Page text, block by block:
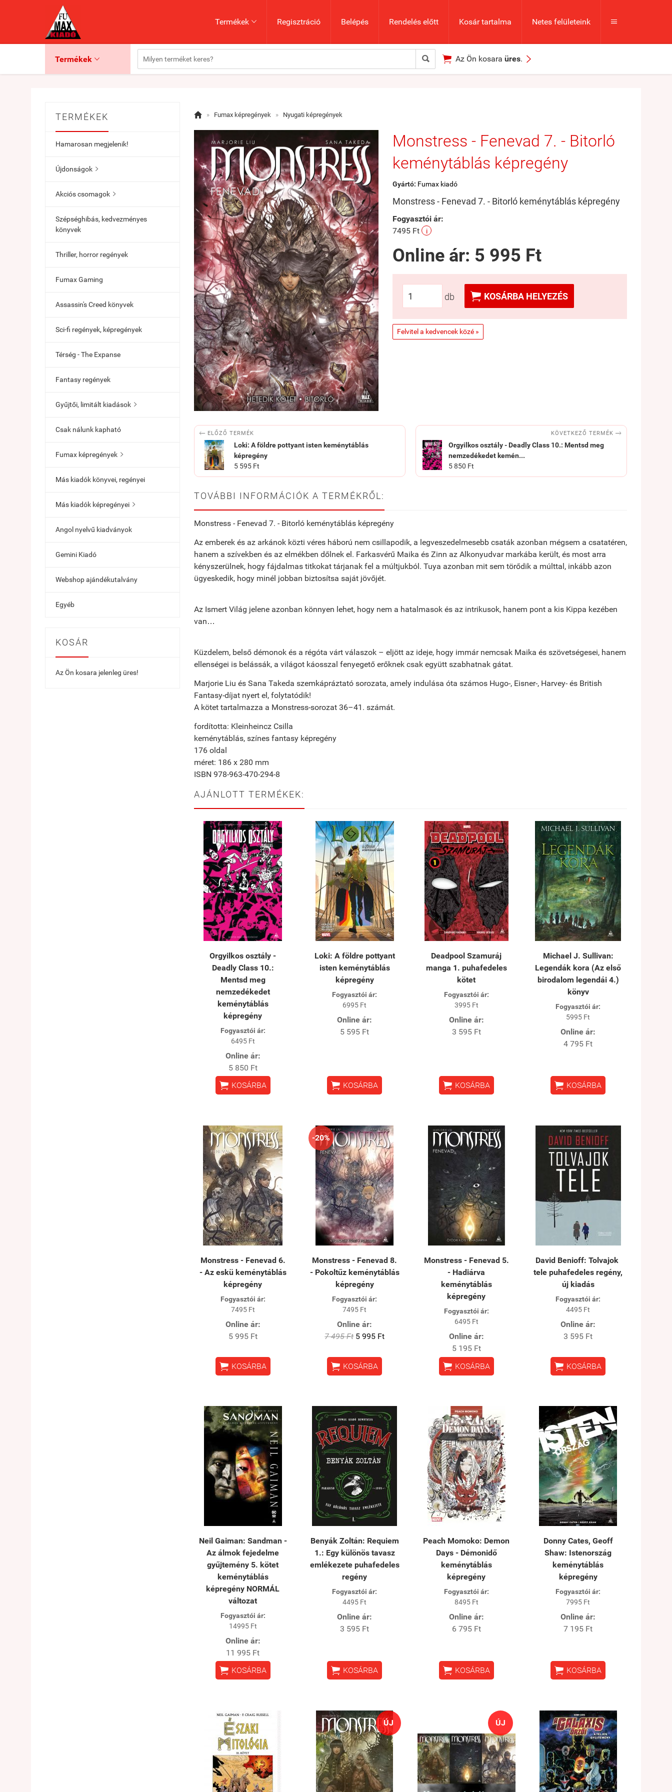
Termékek  Regisztráció Belépés Rendelés előtt Kosár tartalma Netes felületeink 
Termékek    Az Ön kosara üres. 
TERMÉKEK
Hamarosan megjelenik!
Újdonságok 
Akciós csomagok 
Szépséghibás, kedvezményes
könyvek
Thriller, horror regények
Fumax Gaming
Assassin's Creed könyvek
Sci-fi regények, képregények
Térség - The Expanse
Fantasy regények
Gyűjtői, limitált kiadások 
Csak nálunk kapható
Fumax képregények 
Más kiadók könyvei, regényei
Más kiadók képregényei 
Angol nyelvű kiadványok
Gemini Kiadó
Webshop ajándékutalvány
Egyéb
KOSÁR
Az Ön kosara jelenleg üres!
 » Fumax képregények » Nyugati képregények
Monstress - Fenevad 7. - Bitorló
keménytáblás képregény
Gyártó: Fumax kiadó
Monstress - Fenevad 7. - Bitorló keménytáblás képregény
Fogyasztói ár:
7495 Ft
i
Online ár: 5 995 Ft
db  KOSÁRBA HELYEZÉS
Felvitel a kedvencek közé »
 ELŐZŐ TERMÉK
Loki: A földre pottyant isten keménytáblás
képregény
5 595 Ft
KÖVETKEZŐ TERMÉK 
Orgyilkos osztály - Deadly Class 10.: Mentsd meg
nemzedékedet kemén...
5 850 Ft
TOVÁBBI INFORMÁCIÓK A TERMÉKRŐL:
Monstress - Fenevad 7. - Bitorló keménytáblás képregény
Az emberek és az arkánok közti véres háború nem csillapodik, a legveszedelmesebb csaták azonban mégsem a csatatéren,
hanem a szívek­ben és az elmékben dőlnek el. Farkas­vérű Maika és Zinn az Alkonyudvar markába került, és most arra
kényszerülnek, hogy fájdalmas titkokat tárjanak fel a múltjukból. Tuya azonban mit sem törődik a múlttal, inkább azon
ügyeskedik, hogy minél jobban biztosítsa saját jövőjét.
Az Ismert Világ jelene azonban könnyen lehet, hogy nem a hatalmasok és az intrikusok, hanem pont a kis Kippa kezében
van…
Küzdelem, belső démonok és a régóta várt vála­szok – eljött az ideje, hogy immár nemcsak Maika és szövetségesei, hanem
ellenségei is belássák, a világot káosszal fenyegető erőknek csak együtt szabhatnak gátat.
Marjorie Liu és Sana Takeda szemkápráztató sorozata, amely indulása óta számos Hugo-, Eisner-, Harvey- és British
Fantasy-díjat nyert el, folytatódik!
A kötet tartalmazza a Monstress-sorozat 36–41. számát.
fordította: Kleinheincz Csilla
keménytáblás, színes fantasy képregény
176 oldal
méret: 186 x 280 mm
ISBN 978-963-470-294-8
AJÁNLOTT TERMÉKEK:
Orgyilkos osztály -
Deadly Class 10.:
Mentsd meg
nemzedékedet
keménytáblás
képregény
Fogyasztói ár:
6495 Ft
Online ár:
5 850 Ft
 KOSÁRBA
Loki: A földre pottyant
isten keménytáblás
képregény
Fogyasztói ár:
6995 Ft
Online ár:
5 595 Ft
 KOSÁRBA
Deadpool Szamuráj
manga 1. puhafedeles
kötet
Fogyasztói ár:
3995 Ft
Online ár:
3 595 Ft
 KOSÁRBA
Michael J. Sullivan:
Legendák kora (Az első
birodalom legendái 4.)
könyv
Fogyasztói ár:
5995 Ft
Online ár:
4 795 Ft
 KOSÁRBA
Monstress - Fenevad 6.
- Az eskü keménytáblás
képregény
Fogyasztói ár:
7495 Ft
Online ár:
5 995 Ft
 KOSÁRBA
-20%
Monstress - Fenevad 8.
- Pokoltűz keménytáblás
képregény
Fogyasztói ár:
7495 Ft
Online ár:
7 495 Ft 5 995 Ft
 KOSÁRBA
Monstress - Fenevad 5.
- Hadiárva
keménytáblás
képregény
Fogyasztói ár:
6495 Ft
Online ár:
5 195 Ft
 KOSÁRBA
David Benioff: Tolvajok ​
tele puhafedeles regény,
új kiadás
Fogyasztói ár:
4495 Ft
Online ár:
3 595 Ft
 KOSÁRBA
Neil Gaiman: Sandman -
Az álmok fejedelme
gyűjtemény 5. kötet
keménytáblás
képregény NORMÁL
változat
Fogyasztói ár:
14995 Ft
Online ár:
11 995 Ft
 KOSÁRBA
Benyák Zoltán: Requiem
1.: Egy különös tavasz
emlékezete puhafedeles
regény
Fogyasztói ár:
4495 Ft
Online ár:
3 595 Ft
 KOSÁRBA
Peach Momoko: Demon
Days - Démonidő
keménytáblás
képregény
Fogyasztói ár:
8495 Ft
Online ár:
6 795 Ft
 KOSÁRBA
Donny Cates, Geoff
Shaw: Istenország
keménytáblás
képregény
Fogyasztói ár:
7995 Ft
Online ár:
7 195 Ft
 KOSÁRBA
ÚJ ÚJ